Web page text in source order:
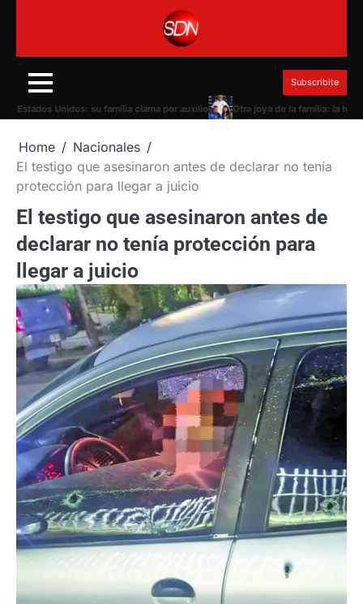
Subscribite
Unidos: su familia clama por auxilio Otra joya de la familia: la hermana de
Home
Nacionales
El testigo que asesinaron antes de declarar no tenía
protección para llegar a juicio
El testigo que asesinaron antes de
declarar no tenía protección para
llegar a juicio